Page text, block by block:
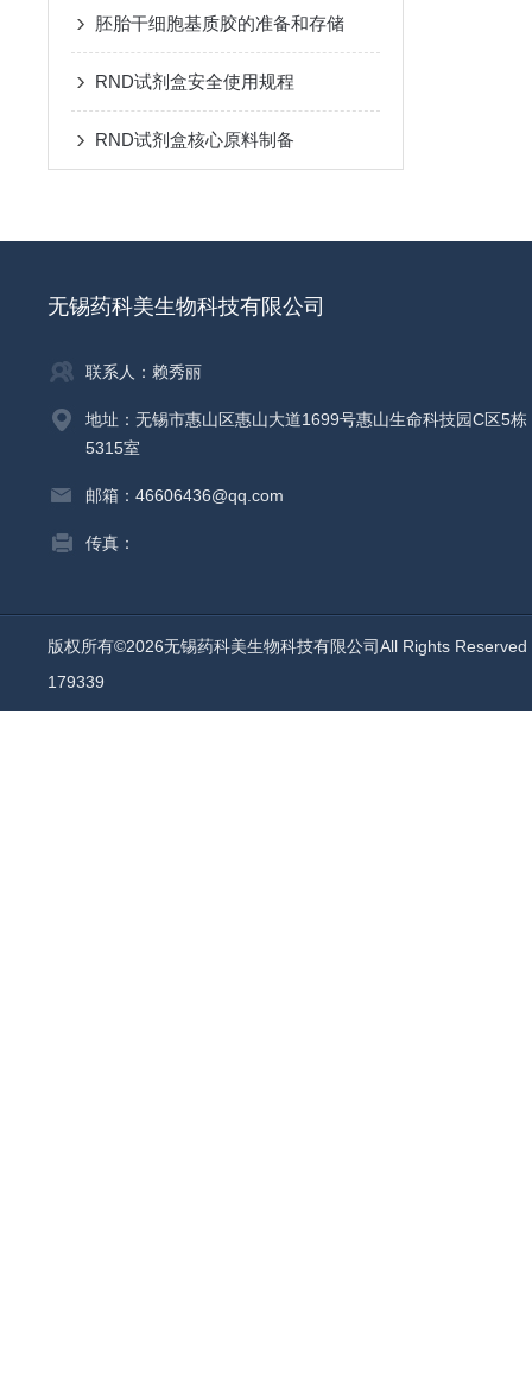
胚胎干细胞基质胶的准备和存储
RND试剂盒安全使用规程
RND试剂盒核心原料制备
无锡药科美生物科技有限公司
联系人：赖秀丽
地址：无锡市惠山区惠山大道1699号惠山生命科技园C区5栋
5315室
邮箱：46606436@qq.com
传真：
版权所有©2026无锡药科美生物科技有限公司All Rights
179339